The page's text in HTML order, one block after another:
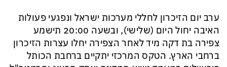
ערב יום הזיכרון לחללי מערכות ישראל ונפגעי פעולות
האיבה יחול היום (שלישי), ובשעה 20:00 תישמע
צפירה בת דקה מיד לאחר הצפירה יחלו עצרות הזיכרון
ברחבי הארץ. הטקס המרכזי יתקיים ברחבת הכותל